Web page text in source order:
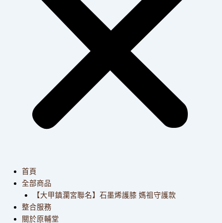
首頁
全部商品
【大甲鎮瀾宮聯名】石墨烯護膝 媽祖守護款
整合服務
關於原輔堂